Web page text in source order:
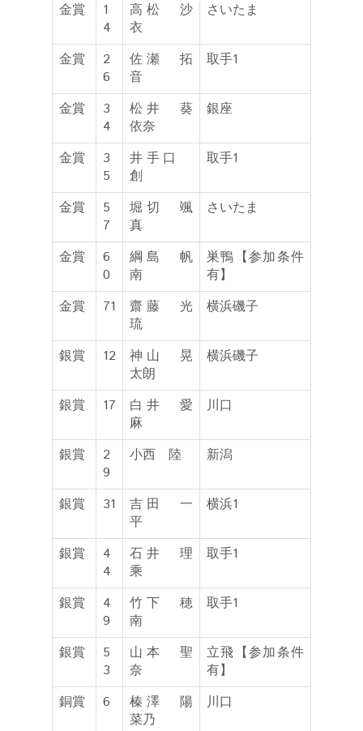
金賞
1
4
高松 沙
衣
さいたま
金賞
2
6
佐瀬 拓
音
取手1
金賞
3
4
松井 葵
依奈
銀座
金賞
3
5
井手口
創
取手1
金賞
5
7
堀切 颯
真
さいたま
金賞
6
0
綱島 帆
南
巣鴨【参加条件
有】
金賞
71
齋藤 光
琉
横浜磯子
銀賞 12
神山 晃
太朗
横浜磯子
銀賞 17
白井 愛
麻
川口
銀賞
2
9
小西 陸 新潟
銀賞 31
吉田 一
平
横浜1
銀賞
4
4
石井 理
乘
取手1
銀賞
4
9
竹下 穂
南
取手1
銀賞
5
3
山本 聖
奈
立飛【参加条件
有】
銅賞
6
榛澤 陽
菜乃
川口